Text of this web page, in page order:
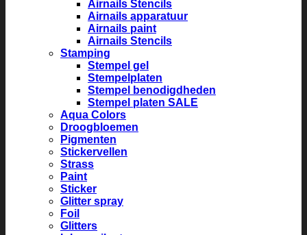
Airnails Stencils
Airnails apparatuur
Airnails paint
Airnails Stencils
Stamping
Stempel gel
Stempelplaten
Stempel benodigdheden
Stempel platen SALE
Aqua Colors
Droogbloemen
Pigmenten
Stickervellen
Strass
Paint
Sticker
Glitter spray
Foil
Glitters